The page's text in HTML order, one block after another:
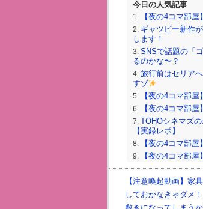
今日の人気記事
【夜の4コマ部
ギャツビー新作
します！
SNSで話題の「
るのかな〜？
旅行前はセリア
すゾ
【夜の4コマ部
【夜の4コマ部
TOHOシネマズ
【実録レポ】
【夜の4コマ部
【夜の4コマ部
ファミマのLL
カドリンク」を比
【注意喚起動画】家
しておかなきゃダメ